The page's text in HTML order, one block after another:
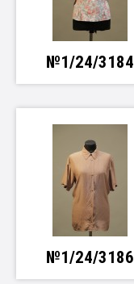
№1/24/3184
№1/24/3186